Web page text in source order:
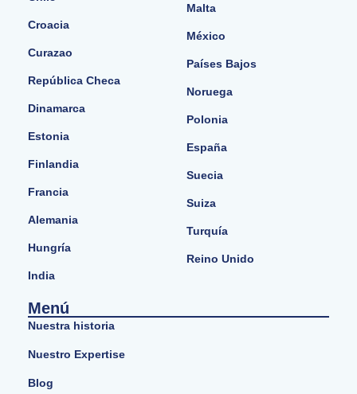
Croacia
Curazao
República Checa
Dinamarca
Estonia
Finlandia
Francia
Alemania
Hungría
India
Malta
México
Países Bajos
Noruega
Polonia
España
Suecia
Suiza
Turquía
Reino Unido
Menú
Nuestra historia
Nuestro Expertise
Blog